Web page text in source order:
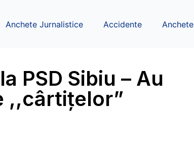
Anchete Jurnalistice Accidente Anchete
PSD Sibiu – Au
,,cârtițelor”